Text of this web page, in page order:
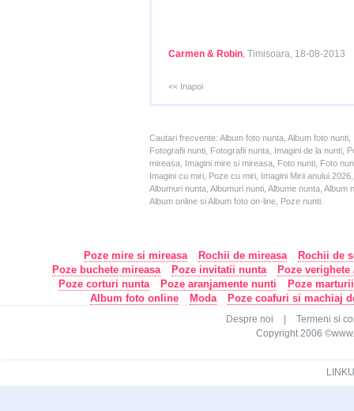
Carmen & Robin, Timisoara, 18-08-2013
<< Inapoi
Cautari frecvente: Album foto nunta, Album foto
Fotografii nunti, Fotografii nunta, Imagini de la nunti,
mireasa, Imagini mire si mireasa, Foto nunti, Foto
Imagini cu miri, Poze cu miri, Imagini Mirii anului
Albumuri nunta, Albumuri nunti, Albume nunta,
Album online si Album foto on-line, Poze nunti.
Poze mire si mireasa Rochii de mireasa
Rochii de
Poze buchete mireasa
Poze invitatii nunta
Poze
Poze corturi nunta
Poze aranjamente nunti
Poze
Album foto online
Moda Poze coafuri si machiaj
Despre noi
Termeni si
Copyright 2006